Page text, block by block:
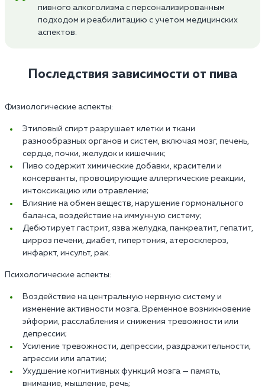
пивного алкоголизма с персонализированным
подходом и реабилитацию с учетом медицинских
аспектов.
Последствия зависимости от пива
Физиологические аспекты:
Этиловый спирт разрушает клетки и ткани
разнообразных органов и систем, включая мозг, печень,
сердце, почки, желудок и кишечник;
Пиво содержит химические добавки, красители и
консерванты, провоцирующие аллергические реакции,
интоксикацию или отравление;
Влияние на обмен веществ, нарушение гормонального
баланса, воздействие на иммунную систему;
Дебютирует гастрит, язва желудка, панкреатит, гепатит,
цирроз печени, диабет, гипертония, атеросклероз,
инфаркт, инсульт, рак.
Психологические аспекты:
Воздействие на центральную нервную систему и
изменение активности мозга. Временное возникновение
эйфории, расслабления и снижения тревожности или
депрессии;
Усиление тревожности, депрессии, раздражительности,
агрессии или апатии;
Ухудшение когнитивных функций мозга — память,
внимание, мышление, речь;